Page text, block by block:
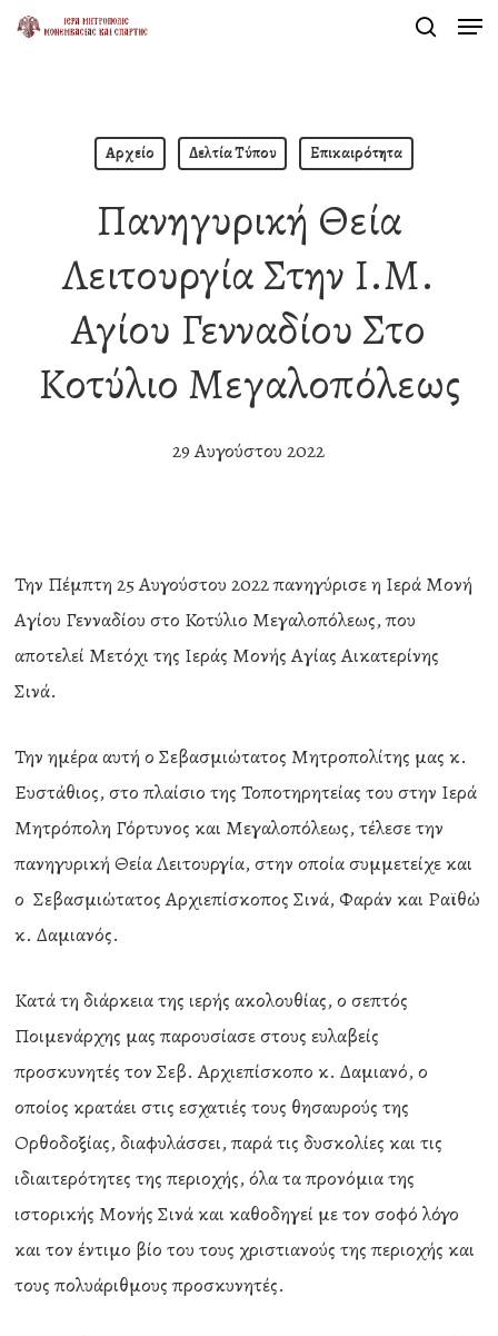
Skip
Αρχείο Δελτία Τύπου Επικαιρότητα
Πανηγυρική Θεία
Λειτουργία Στην Ι.Μ.
Αγίου Γενναδίου Στο
Κοτύλιο Μεγαλοπόλεως
29 Αυγούστου 2022
Την Πέμπτη 25 Αυγούστου 2022 πανηγύρισε η Ιερά Μονή
Αγίου Γενναδίου στο Κοτύλιο Μεγαλοπόλεως, που
αποτελεί Μετόχι της Ιεράς Μονής Αγίας Αικατερίνης
Σινά.
Την ημέρα αυτή ο Σεβασμιώτατος Μητροπολίτης μας κ.
Ευστάθιος, στο πλαίσιο της Τοποτηρητείας του στην Ιερά
Μητρόπολη Γόρτυνος και Μεγαλοπόλεως, τέλεσε την
πανηγυρική Θεία Λειτουργία, στην οποία συμμετείχε και
ο Σεβασμιώτατος Αρχιεπίσκοπος Σινά, Φαράν και Ραϊθώ
κ. Δαμιανός.
Κατά τη διάρκεια της ιερής ακολουθίας, ο σεπτός
Ποιμενάρχης μας παρουσίασε στους ευλαβείς
προσκυνητές τον Σεβ. Αρχιεπίσκοπο κ. Δαμιανό, ο
οποίος κρατάει στις εσχατιές τους θησαυρούς της
Ορθοδοξίας, διαφυλάσσει, παρά τις δυσκολίες και τις
ιδιαιτερότητες της περιοχής, όλα τα προνόμια της
ιστορικής Μονής Σινά και καθοδηγεί με τον σοφό λόγο
και τον έντιμο βίο του τους χριστιανούς της περιοχής και
τους πολυάριθμους προσκυνητές.